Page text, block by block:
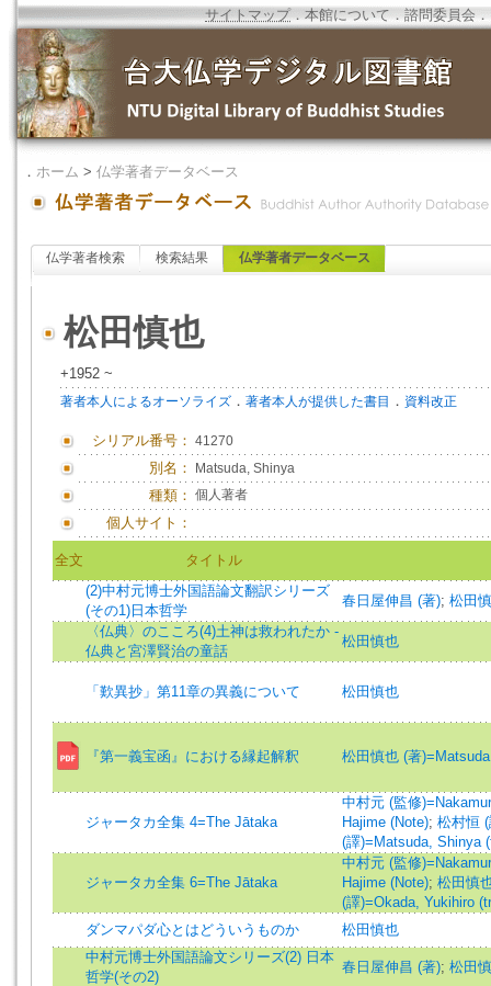
サイトマップ．本館について ．諮問委員会 ．
． ホーム > 仏学著者データベース
仏学著者検索 検索結果 仏学著者データベース
松田慎也
+1952 ~
著者本人によるオーソライズ ． 著者本人が提供した書目 ． 資料改正
シリアル番号： 41270
別名： Matsuda, Shinya
種類： 個人著者
個人サイト：
全文
タイトル
(2)中村元博士外国語論文翻訳シリーズ
(その1)日本哲学
春日屋伸昌 (著); 松田
〈仏典〉のこころ(4)土神は救われたか -
仏典と宮澤賢治の童話
松田慎也
「歎異抄」第11章の異義について 松田慎也
『第一義宝函』における縁起解釈 松田慎也 (著
ジャータカ全集 4=The Jātaka
中村元 (監修
Hajime (Note); 松村恒
(譯)=Matsuda, Shinya
ジャータカ全集 6=The Jātaka
中村元 (監修
Hajime (Note); 松田慎
(譯)=Okada, Yukihiro
ダンマパダ心とはどういうものか
松田慎也
中村元博士外国語論文シリーズ(2) 日本
哲学(その2)
春日屋伸昌 (著); 松田